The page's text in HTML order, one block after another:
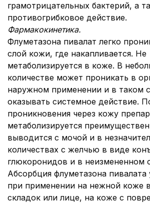
грамотрицательных бактерий, а
противогрибковое действие.
Фармакокинетика.
Флуметазона пивалат легко
слой кожи, где накапливается. Не
метаболизируется в коже. В
количестве может проникать в
наружном применении и в таком
оказывать системное действие.
проникновения через кожу
метаболизируется
выводится с мочой и в
количествах с желчью в виде
глюкоронидов и в неизмененном
Абсорбция флуметазона пивалата
при применении на нежной коже
складок или лице, на коже с